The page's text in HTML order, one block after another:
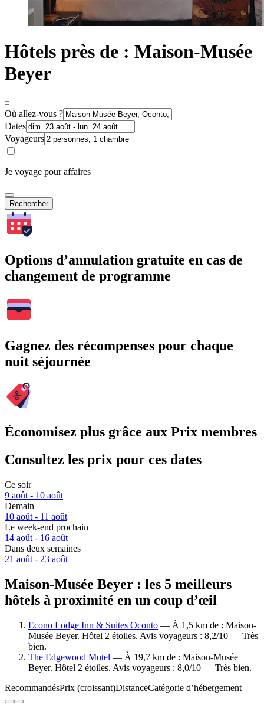
Hôtels près de : Maison-Musée
Beyer
Où allez-vous ?
Dates
Voyageurs
Je voyage pour affaires
Rechercher
Options d’annulation gratuite en cas de
changement de programme
Gagnez des récompenses pour chaque
nuit séjournée
Économisez plus grâce aux Prix membres
Consultez les prix pour ces dates
Ce soir
9 août - 10 août
Demain
10 août - 11 août
Le week-end prochain
14 août - 16 août
Dans deux semaines
21 août - 23 août
Maison-Musée Beyer : les 5 meilleurs
hôtels à proximité en un coup d’œil
Econo Lodge Inn & Suites Oconto — À 1,5 km de : Maison-
Musée Beyer. Hôtel 2 étoiles. Avis voyageurs : 8,2/10 — Très
bien.
The Edgewood Motel — À 19,7 km de : Maison-Musée
Beyer. Hôtel 2 étoiles. Avis voyageurs : 8,0/10 — Très bien.
RecommandésPrix (croissant)DistanceCatégorie d’hébergement